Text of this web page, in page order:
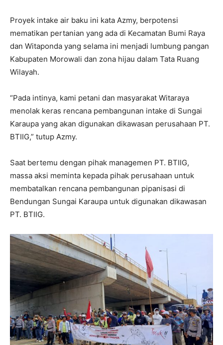
Proyek intake air baku ini kata Azmy, berpotensi
mematikan pertanian yang ada di Kecamatan Bumi Raya
dan Witaponda yang selama ini menjadi lumbung pangan
Kabupaten Morowali dan zona hijau dalam Tata Ruang
Wilayah.
“Pada intinya, kami petani dan masyarakat Witaraya
menolak keras rencana pembangunan intake di Sungai
Karaupa yang akan digunakan dikawasan perusahaan PT.
BTIIG,” tutup Azmy.
Saat bertemu dengan pihak managemen PT. BTIIG,
massa aksi meminta kepada pihak perusahaan untuk
membatalkan rencana pembangunan pipanisasi di
Bendungan Sungai Karaupa untuk digunakan dikawasan
PT. BTIIG.